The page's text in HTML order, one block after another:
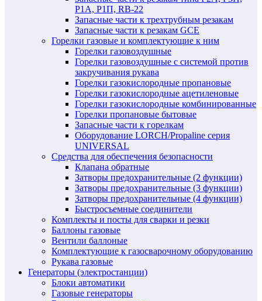
Р1А, Р1П, RB-22
Запасные части к трехтрубным резакам
Запасные части к резакам GCE
Горелки газовые и комплектующие к ним
Горелки газовоздушные
Горелки газовоздушные с системой против
закручивания рукава
Горелки газокислородные пропановые
Горелки газокислородные ацетиленовые
Горелки газокислородные комбинированные
Горелки пропановые бытовые
Запасные части к горелкам
Оборудование LORCH/Propaline серия
UNIVERSAL
Средства для обеспечения безопасности
Клапана обратные
Затворы предохранительные (2 функции)
Затворы предохранительные (3 функции)
Затворы предохранительные (4 функции)
Быстросъемные соединители
Комплекты и посты для сварки и резки
Баллоны газовые
Вентили баллоные
Комплектующие к газосварочному оборудованию
Рукава газовые
Генераторы (электростанции)
Блоки автоматики
Газовые генераторы